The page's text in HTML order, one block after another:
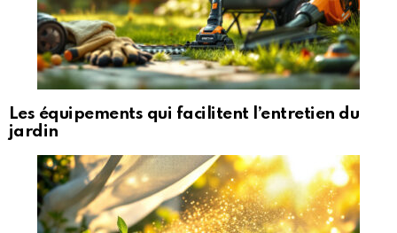
Les équipements qui facilitent l’entretien du
jardin